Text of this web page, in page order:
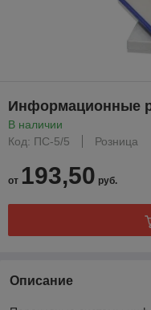
Информационные
В наличии
Код: ПС-5/5
Розница
от 193,50 руб.
Описание